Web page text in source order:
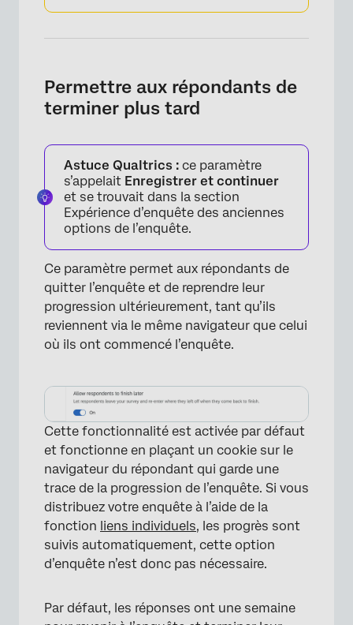
×
Permettre aux répondants de
terminer plus tard
Astuce Qualtrics : ce paramètre
s’appelait Enregistrer et continuer
et se trouvait dans la section
Expérience d’enquête des anciennes
options de l’enquête.
Ce paramètre permet aux répondants de
quitter l’enquête et de reprendre leur
progression ultérieurement, tant qu’ils
reviennent via le même navigateur que celui
où ils ont commencé l’enquête.
Cette fonctionnalité est activée par défaut
et fonctionne en plaçant un cookie sur le
navigateur du répondant qui garde une
trace de la progression de l’enquête. Si vous
distribuez votre enquête à l’aide de la
fonction liens individuels, les progrès sont
suivis automatiquement, cette option
d’enquête n’est donc pas nécessaire.
Par défaut, les réponses ont une semaine